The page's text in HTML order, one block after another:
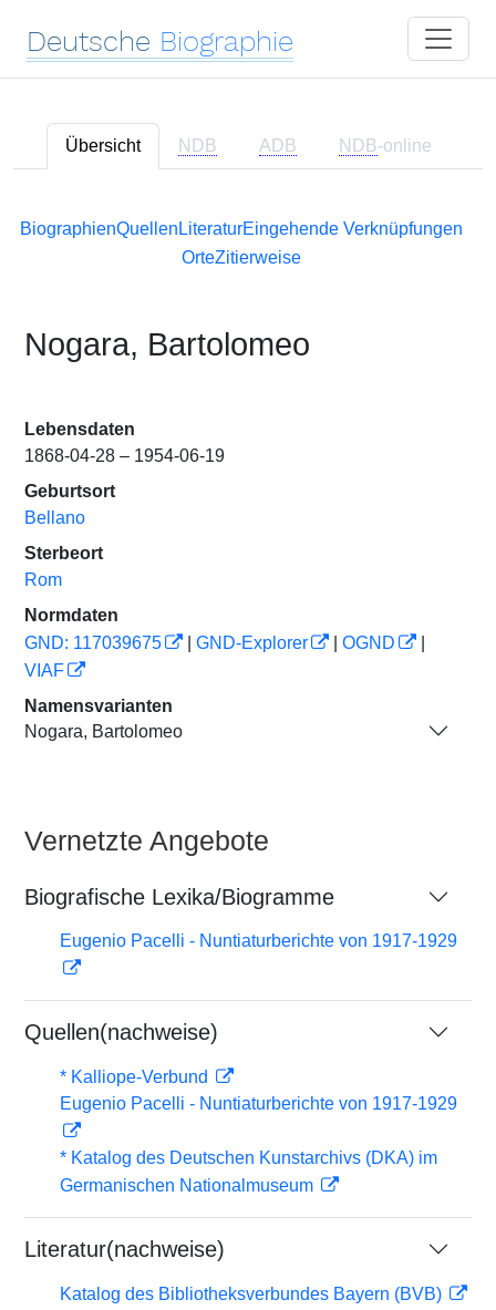
Deutsche Biographie
Übersicht NDB ADB NDB-online
BiographienQuellen LiteraturEingehende Verknüpfungen
OrteZitierweise
Nogara, Bartolomeo
Lebensdaten
1868-04-28 – 1954-06-19
Geburtsort
Bellano
Sterbeort
Rom
Normdaten
GND: 117039675
GND-Explorer OGND
VIAF
Namensvarianten
Nogara, Bartolomeo
Vernetzte Angebote
Biografische Lexika/Biogramme
Eugenio Pacelli - Nuntiaturberichte von 1917-1929
Quellen(nachweise)
* Kalliope-Verbund
Eugenio Pacelli - Nuntiaturberichte von 1917-1929
* Katalog des Deutschen Kunstarchivs (DKA) im
Germanischen Nationalmuseum
Literatur(nachweise)
Katalog des Bibliotheksverbundes Bayern (BVB)